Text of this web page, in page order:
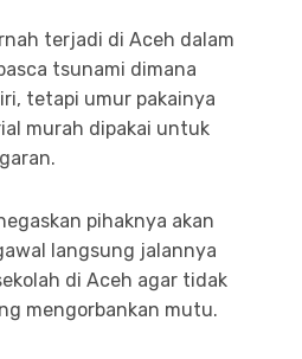
terjadi di Aceh dalam
tsunami dimana
tetapi umur pakainya
murah dipakai untuk
pihaknya akan
langsung jalannya
di Aceh agar tidak
mengorbankan mutu.